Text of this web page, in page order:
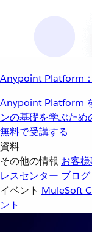
Anypoint Platform
Anypoint Platform
ンの基礎を学ぶため
無料で受講する
資料
その他の情報 お客
レスセンター ブログ
イベント MuleSoft
ント